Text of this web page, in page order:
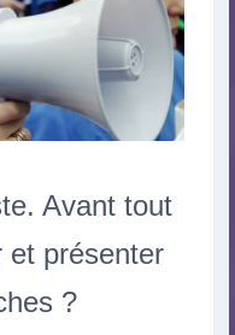
Avant tout
et présenter
?